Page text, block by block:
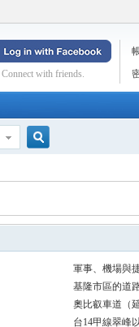
Connect with friends.
軍事、機場與
基隆市區的道
奧比叡車道（
台14甲線翠峰